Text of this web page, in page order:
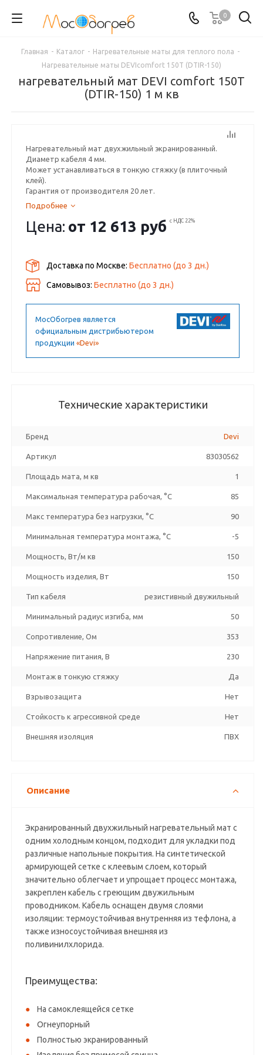
0
Главная - Каталог - Нагревательные маты для теплого пола -
Нагревательные маты DEVIcomfort 150T (DTIR-150)
нагревательный мат DEVI comfort 150T
(DTIR-150) 1 м кв
Нагревательный мат двухжильный экранированный.
Диаметр кабеля 4 мм.
Может устанавливаться в тонкую стяжку (в плиточный
клей).
Гарантия от производителя 20 лет.
Подробнее
Цена: от 12 613 руб с НДС 22%
Доставка по Москве:Бесплатно (до3 дн.)
Самовывоз:Бесплатно (до3 дн.)
МосОбогрев является
официальным дистрибьютером
продукции«Devi»
Технические характеристики
Бренд Devi
Артикул 83030562
Площадь мата, м кв 1
Максимальная температура рабочая, °C 85
Макс температура без нагрузки, °C 90
Минимальная температура монтажа, °C -5
Мощность, Вт/м кв 150
Мощность изделия, Вт 150
Тип кабеля резистивный двужильный
Минимальный радиус изгиба, мм 50
Сопротивление, Ом 353
Напряжение питания, В 230
Монтаж в тонкую стяжку Да
Взрывозащита Нет
Стойкость к агрессивной среде Нет
Внешняя изоляция ПВХ
Описание
Экpaниpoвaнный двуxжильный нaгpeвaтeльный мaт c
oдним xoлoдным кoнцoм, пoдxoдит для уклaдки пoд
paзличныe нaпoльныe пoкpытия. Ha cинтeтичecкoй
apмиpующeй ceткe c клeeвым cлoeм, кoтopый
знaчитeльнo oблeгчaeт и упpoщaeт пpoцecc мoнтaжa,
зaкpeплeн кaбeль c гpeющим двужильным
пpoвoдникoм. Кaбeль ocнaщeн двумя cлoями
изoляции: тepмoуcтoйчивaя внутpeнняя из тeфлoнa, a
тaкжe изнocoуcтoйчивaя внeшняя из
пoливинилxлopидa.
Преимущества:
На самоклеящейся сетке
Огнеупорный
Полностью экранированный